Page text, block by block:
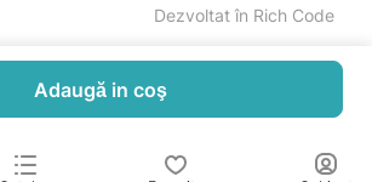
Dezvoltat în Rich Code
Adaugă in coş